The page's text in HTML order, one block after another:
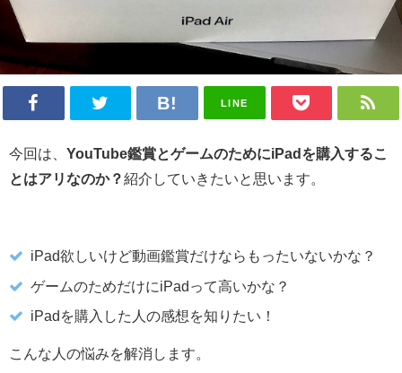
LINE
今回は、 YouTube鑑賞とゲームのためにiPadを購入するこ
とはアリなのか？紹介していきたいと思います。
iPad欲しいけど動画鑑賞だけならもったいないかな？
ゲームのためだけにiPadって高いかな？
iPadを購入した人の感想を知りたい！
こんな人の悩みを解消します。